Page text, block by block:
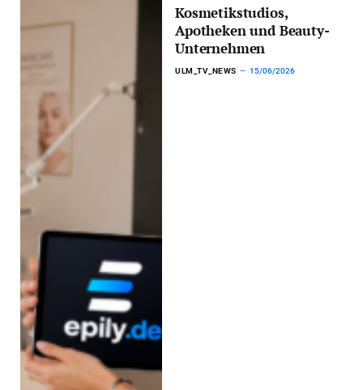
Kosmetikstudios,
Apotheken und Beauty-
Unternehmen
ULM_TV_NEWS 15/06/2026